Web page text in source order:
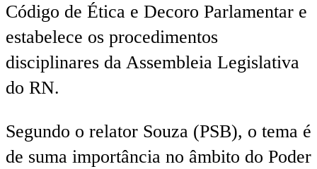
Código de Ética e Decoro Parlamentar e
estabelece os procedimentos
disciplinares da Assembleia Legislativa
do RN.
Segundo o relator Souza (PSB), o tema é
de suma importância no âmbito do Poder